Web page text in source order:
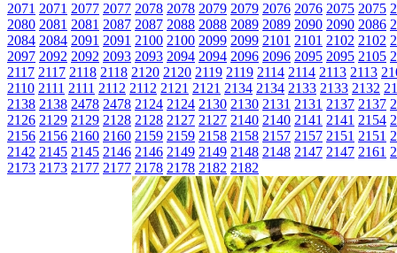
2071 2071 2077 2077 2078 2078 2079 2079 2076 2076 2075 2075
2080 2081 2081 2087 2087 2088 2088 2089 2089 2090 2090 2086
2084 2084 2091 2091 2100 2100 2099 2099 2101 2101 2102 2102
2097 2092 2092 2093 2093 2094 2094 2096 2096 2095 2095 2105
2117 2117 2118 2118 2120 2120 2119 2119 2114 2114 2113 2113
2110 2111 2111 2112 2112 2121 2121 2134 2134 2133 2133 2132
2138 2138 2478 2478 2124 2124 2130 2130 2131 2131 2137 2137
2126 2129 2129 2128 2128 2127 2127 2140 2140 2141 2141 2154
2156 2156 2160 2160 2159 2159 2158 2158 2157 2157 2151 2151
2142 2145 2145 2146 2146 2149 2149 2148 2148 2147 2147 2161
2173 2173 2177 2177 2178 2178 2182 2182